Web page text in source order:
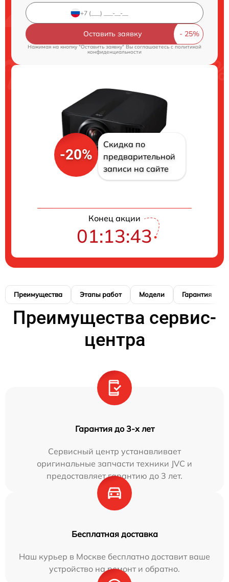
Оставить заявку
Нажимая на кнопку "Оставить заявку" Вы соглашаетесь cполитикой
конфиденциальности
-20%
Скидка по
предварительной
записи на сайте
Конец акции
01:13:42
Преимущества Этапы работ Модели Гарантия
Преимущества сервис-
центра
Гарантия до 3-х лет
Сервисный центр устанавливает
оригинальные запчасти техники JVC и
предоставляет гарантию до 3 лет.
Бесплатная доставка
Наш курьер в Москве бесплатно доставит ваше
устройство на ремонт и обратно.